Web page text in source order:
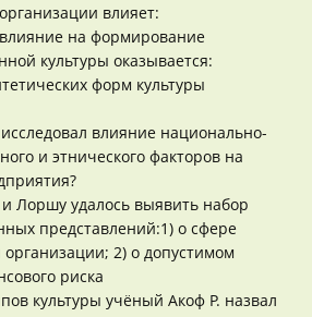
влияет:
на формирование
культуры оказывается:
форм культуры
влияние национально-
и этнического факторов на
Лоршу удалось выявить набор
представлений:1) о сфере
2) о допустимом
риска
культуры учёный Акоф Р. назвал